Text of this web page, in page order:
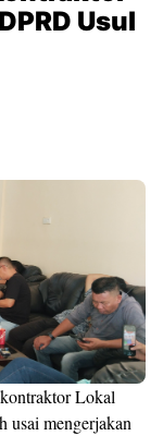
Usul
Lokal
usai mengerjakan